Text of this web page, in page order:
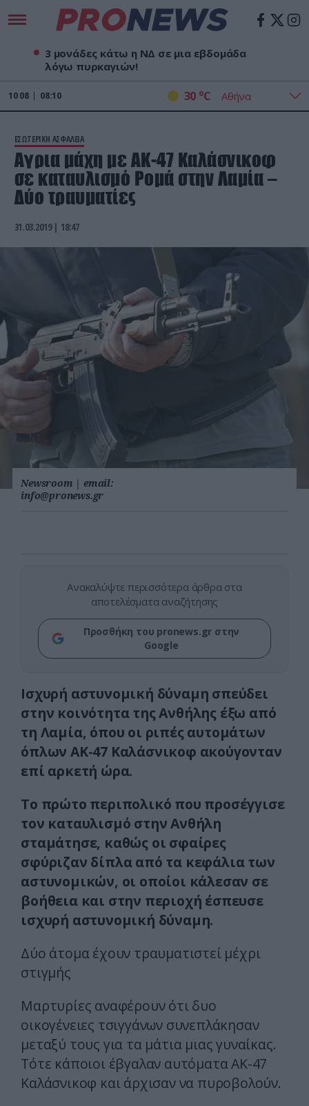
3 μονάδες κάτω η ΝΔ σε μια εβδομάδα
λόγω πυρκαγιών!
10 08 08:10 30 oC
ΕΣΩΤΕΡΙΚΗ ΑΣΦΑΛΕΙΑ
Αγρια μάχη με ΑΚ-47 Καλάσνικοφ
σε καταυλισμό Ρομά στην Λαμία –
Δύο τραυματίες
31.03.2019 | 18:47
Newsroom | email:
info@pronews.gr
Ανακαλύψτε περισσότερα άρθρα στα
αποτελέσματα αναζήτησης
Προσθήκη του pronews.gr στην
Google
Ισχυρή αστυνομική δύναμη σπεύδει
στην κοινότητα της Ανθήλης έξω από
τη Λαμία, όπου οι ριπές αυτομάτων
όπλων AK-47 Kαλάσνικοφ ακούγονταν
επί αρκετή ώρα.
Το πρώτο περιπολικό που προσέγγισε
τον καταυλισμό στην Ανθήλη
σταμάτησε, καθώς οι σφαίρες
σφύριζαν δίπλα από τα κεφάλια των
αστυνομικών, οι οποίοι κάλεσαν σε
βοήθεια και στην περιοχή έσπευσε
ισχυρή αστυνομική δύναμη.
Δύο άτομα έχουν τραυματιστεί μέχρι
στιγμής
Μαρτυρίες αναφέρουν ότι δυο
οικογένειες τσιγγάνων συνεπλάκησαν
μεταξύ τους για τα μάτια μιας γυναίκας.
Τότε κάποιοι έβγαλαν αυτόματα ΑΚ-47
Καλάσνικοφ και άρχισαν να πυροβολούν.